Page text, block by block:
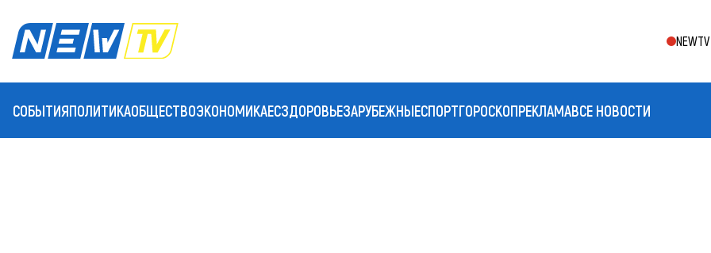
СОБЫТИЯПОЛИТИКАОБЩЕСТВОЭКОНОМИКАЕСЗДОРОВЬЕЗАРУБЕЖНЫЕСПОРТГОРОСКОПРЕКЛАМАВСЕ НОВОСТИ